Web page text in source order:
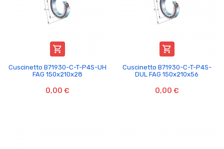

Cuscinetto B71930-C-T-P4S-UH
FAG 150x210x28
0,00 €

Cuscinetto B71930-C-T-P4S-
DUL FAG 150x210x56
0,00 €